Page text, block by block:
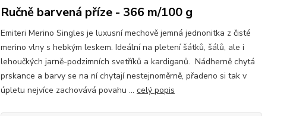
Ručně barvená příze - 366 m/100 g
Emiteri Merino Singles je luxusní mechově jemná jednonitka z čisté
merino vlny s hebkým leskem. Ideální na pletení šátků, šálů, ale i
lehoučkých jarně-podzimních svetříků a kardiganů. Nádherně chytá
prskance a barvy se na ní chytají nestejnoměrně, přadeno si tak v
úpletu nejvíce zachovává povahu ... celý popis